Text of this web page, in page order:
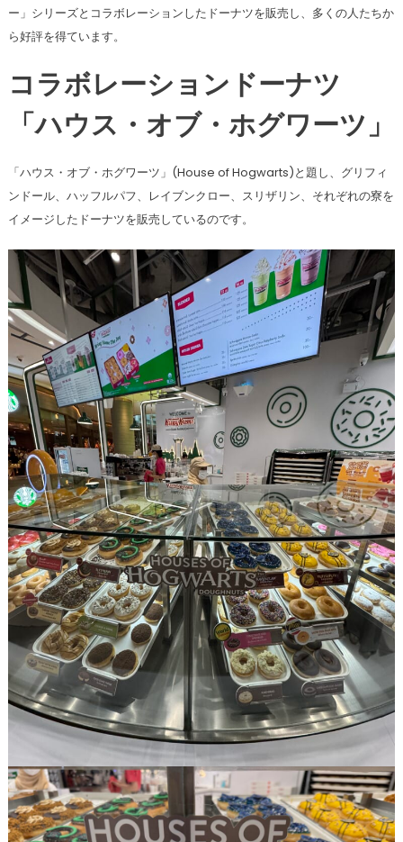
ー」シリーズとコラボレーションしたドーナツを販売し、多くの人たちか
ら好評を得ています。
コラボレーションドーナツ
「ハウス・オブ・ホグワーツ」
「ハウス・オブ・ホグワーツ」(House of Hogwarts)と題し、グリフィ
ンドール、ハッフルパフ、レイブンクロー、スリザリン、それぞれの寮を
イメージしたドーナツを販売しているのです。